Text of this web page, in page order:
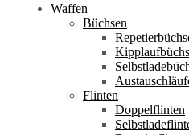
Waffen
Büchsen
Flinten
Doppelflinten